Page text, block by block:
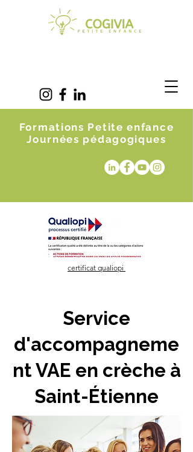
Formations Petite enfance
Journées pédagogiques
certificat qualiopi
Service
d'accompagneme
nt VAE en crèche à
Saint-Étienne